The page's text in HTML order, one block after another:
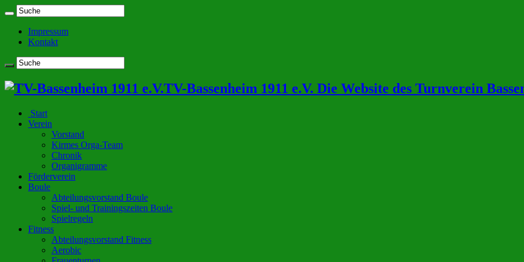
Impressum
Kontakt
TV-Bassenheim 1911 e.V. Die Website des Turnverein
Start
Verein
Vorstand
Kirmes Orga-Team
Chronik
Organigramme
Förderverein
Boule
Abteilungsvorstand Boule
Spiel- und Trainingszeiten Boule
Spielregeln
Fitness
Abteilungsvorstand Fitness
Aerobic